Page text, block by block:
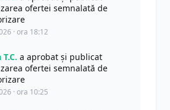
ofertei semnalată de
· ora 18:12
a aprobat și publicat
ofertei semnalată de
· ora 10:25